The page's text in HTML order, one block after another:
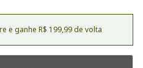
e ganhe R$ 199,99 de volta